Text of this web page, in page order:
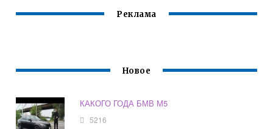
Реклама
Новое
КАКОГО ГОДА БМВ М5
5216